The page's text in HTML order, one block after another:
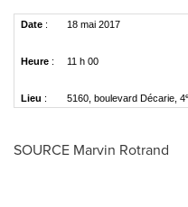
Date : 18 mai 2017
Heure : 11 h 00
Lieu : 5160, boulevard Décarie, 4e
SOURCE Marvin Rotrand